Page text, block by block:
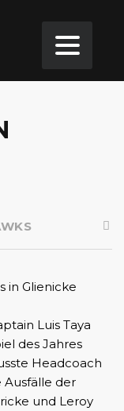
in Glienicke
Luis Taya
des Jahres
Headcoach
Ausfälle der
und Leroy